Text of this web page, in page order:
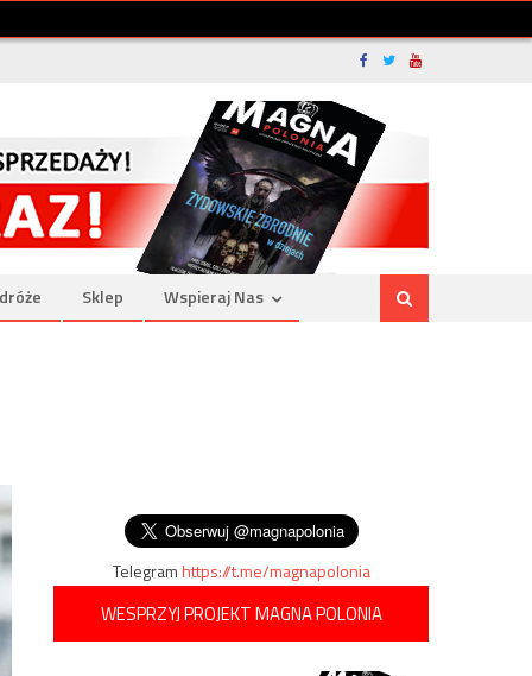
Sklep Wspieraj Nas
Telegramhttps://t.me/magnapolonia
WESPRZYJ PROJEKT MAGNA POLONIA